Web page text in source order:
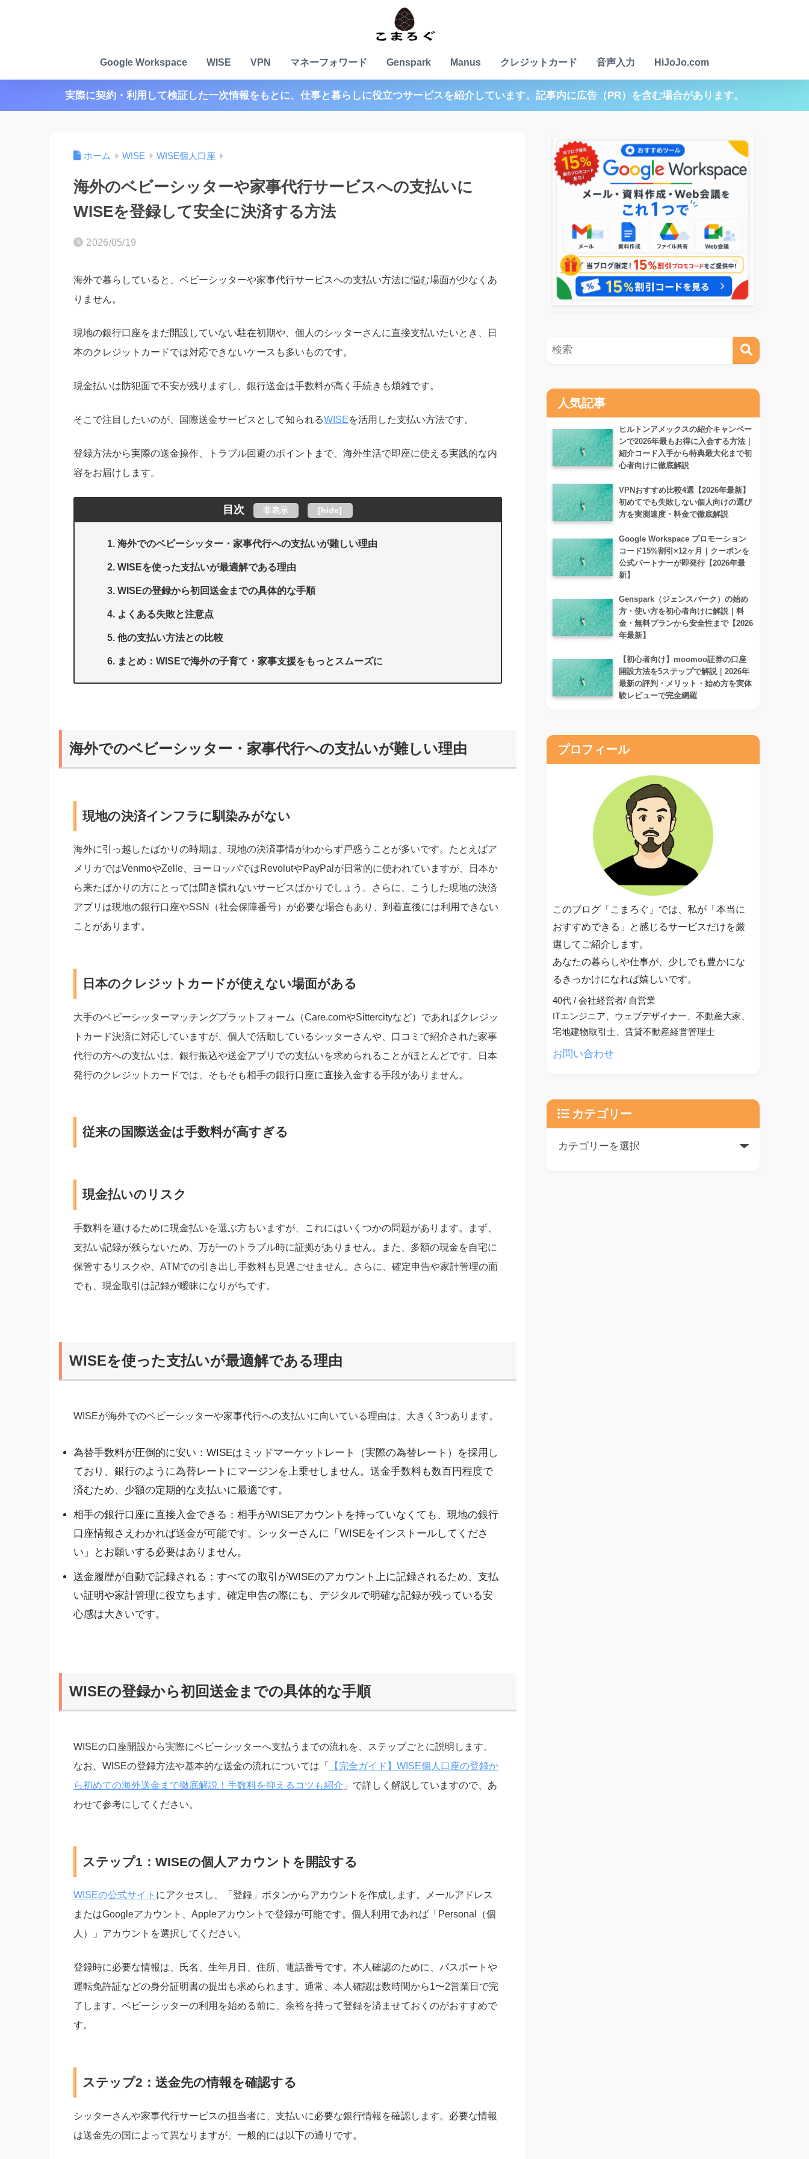
Google Workspace WISE VPN マネーフォワード Genspark Manus クレジットカード 音声入力 HiJoJo.com
実際に契約・利用して検証した一次情報をもとに、仕事と暮らしに役立つサービスを紹介しています。記事内に広告（PR）を含む場合があります。
ホーム WISE WISE個人口座
海外のベビーシッターや家事代行サービスへの支払いに
WISEを登録して安全に決済する方法
2026/05/19
海外で暮らしていると、ベビーシッターや家事代行サービスへの支払い方法に悩む場面が少なくあ
りません。
現地の銀行口座をまだ開設していない駐在初期や、個人のシッターさんに直接支払いたいとき、日
本のクレジットカードでは対応できないケースも多いものです。
現金払いは防犯面で不安が残りますし、銀行送金は手数料が高く手続きも煩雑です。
そこで注目したいのが、国際送金サービスとして知られるWISEを活用した支払い方法です。
登録方法から実際の送金操作、トラブル回避のポイントまで、海外生活で即座に使える実践的な内
容をお届けします。
目次 非表示 [hide]
海外でのベビーシッター・家事代行への支払いが難しい理由
WISEを使った支払いが最適解である理由
WISEの登録から初回送金までの具体的な手順
よくある失敗と注意点
他の支払い方法との比較
まとめ：WISEで海外の子育て・家事支援をもっとスムーズに
海外でのベビーシッター・家事代行への支払いが難しい理由
現地の決済インフラに馴染みがない
海外に引っ越したばかりの時期は、現地の決済事情がわからず戸惑うことが多いです。たとえばア
メリカではVenmoやZelle、ヨーロッパではRevolutやPayPalが日常的に使われていますが、日本か
ら来たばかりの方にとっては聞き慣れないサービスばかりでしょう。さらに、こうした現地の決済
アプリは現地の銀行口座やSSN（社会保障番号）が必要な場合もあり、到着直後には利用できない
ことがあります。
日本のクレジットカードが使えない場面がある
大手のベビーシッターマッチングプラットフォーム（Care.comやSittercityなど）であればクレジッ
トカード決済に対応していますが、個人で活動しているシッターさんや、口コミで紹介された家事
代行の方への支払いは、銀行振込や送金アプリでの支払いを求められることがほとんどです。日本
発行のクレジットカードでは、そもそも相手の銀行口座に直接入金する手段がありません。
従来の国際送金は手数料が高すぎる
現金払いのリスク
手数料を避けるために現金払いを選ぶ方もいますが、これにはいくつかの問題があります。まず、
支払い記録が残らないため、万が一のトラブル時に証拠がありません。また、多額の現金を自宅に
保管するリスクや、ATMでの引き出し手数料も見過ごせません。さらに、確定申告や家計管理の面
でも、現金取引は記録が曖昧になりがちです。
WISEを使った支払いが最適解である理由
WISEが海外でのベビーシッターや家事代行への支払いに向いている理由は、大きく3つあります。
為替手数料が圧倒的に安い：WISEはミッドマーケットレート（実際の為替レート）を採用し
ており、銀行のように為替レートにマージンを上乗せしません。送金手数料も数百円程度で
済むため、少額の定期的な支払いに最適です。
相手の銀行口座に直接入金できる：相手がWISEアカウントを持っていなくても、現地の銀行
口座情報さえわかれば送金が可能です。シッターさんに「WISEをインストールしてくださ
い」とお願いする必要はありません。
送金履歴が自動で記録される：すべての取引がWISEのアカウント上に記録されるため、支払
い証明や家計管理に役立ちます。確定申告の際にも、デジタルで明確な記録が残っている安
心感は大きいです。
WISEの登録から初回送金までの具体的な手順
WISEの口座開設から実際にベビーシッターへ支払うまでの流れを、ステップごとに説明します。
なお、WISEの登録方法や基本的な送金の流れについては「
【完全ガイド】WISE個人口座の登録か
ら初めての海外送金まで徹底解説！手数料を抑えるコツも紹介 」で詳しく解説していますので、あ
わせて参考にしてください。
ステップ1：WISEの個人アカウントを開設する
WISEの公式サイト にアクセスし、「登録」ボタンからアカウントを作成します。メールアドレス
またはGoogleアカウント、Appleアカウントで登録が可能です。個人利用であれば「Personal（個
人）」アカウントを選択してください。
登録時に必要な情報は、氏名、生年月日、住所、電話番号です。本人確認のために、パスポートや
運転免許証などの身分証明書の提出も求められます。通常、本人確認は数時間から1〜2営業日で完
了します。ベビーシッターの利用を始める前に、余裕を持って登録を済ませておくのがおすすめで
す。
ステップ2：送金先の情報を確認する
シッターさんや家事代行サービスの担当者に、支払いに必要な銀行情報を確認します。必要な情報
は送金先の国によって異なりますが、一般的には以下の通りです。
人気記事
ヒルトンアメックスの紹介キャンペー
ンで2026年最もお得に入会する方法｜
紹介コード入手から特典最大化まで初
心者向けに徹底解説
VPNおすすめ比較4選【2026年最新】
初めてでも失敗しない個人向けの選び
方を実測速度・料金で徹底解説
Google Workspace プロモーション
コード15%割引×12ヶ月｜クーポンを
公式パートナーが即発行【2026年最
新】
Genspark（ジェンスパーク）の始め
方・使い方を初心者向けに解説｜料
金・無料プランから安全性まで【2026
年最新】
【初心者向け】moomoo証券の口座
開設方法を5ステップで解説｜2026年
最新の評判・メリット・始め方を実体
験レビューで完全網羅
プロフィール
このブログ「こまろぐ」では、私が「本当に
おすすめできる」と感じるサービスだけを厳
選してご紹介します。
あなたの暮らしや仕事が、少しでも豊かにな
るきっかけになれば嬉しいです。
40代 / 会社経営者/ 自営業
ITエンジニア、ウェブデザイナー、不動産大家、
宅地建物取引士、賃貸不動産経営管理士
お問い合わせ
カテゴリー